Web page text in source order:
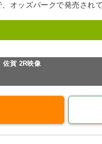
オッズパークで発売され
佐賀 2R映像